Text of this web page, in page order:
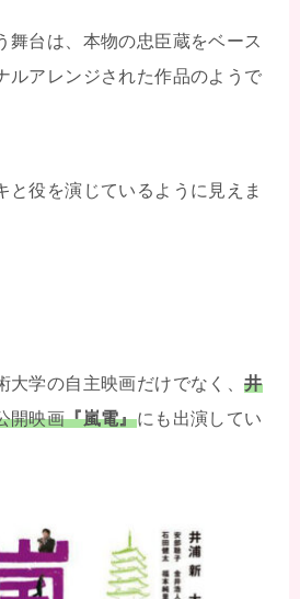
舞台は、本物の忠臣蔵をベース
ルアレンジされた作品のようで
と役を演じているように見えま
大学の自主映画だけでなく、井
開映画『嵐電』にも出演してい